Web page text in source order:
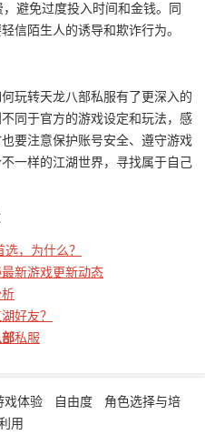
避免过度投入时间和金钱。同
信陌生人的诱导和欺诈行为。
玩转天龙八部私服有了更深入的
同于官方的游戏设定和玩法，感
要注意保护账号安全、遵守游戏
一样的江湖世界，寻找属于自己
，为什么？
新游戏更新动态
好友？
私服
戏体验 自由度
角色选择与培
用